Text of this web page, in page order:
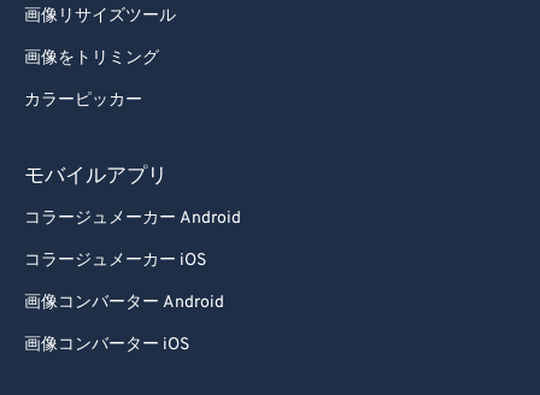
画像リサイズツール
画像をトリミング
カラーピッカー
モバイルアプリ
コラージュメーカー Android
コラージュメーカー iOS
画像コンバーター Android
画像コンバーター iOS